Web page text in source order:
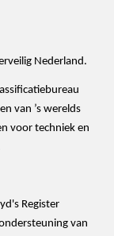
Nederland.
van ’s werelds
voor techniek en
Register
van